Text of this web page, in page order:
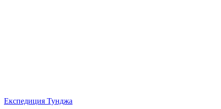
Експедиция Тунджа